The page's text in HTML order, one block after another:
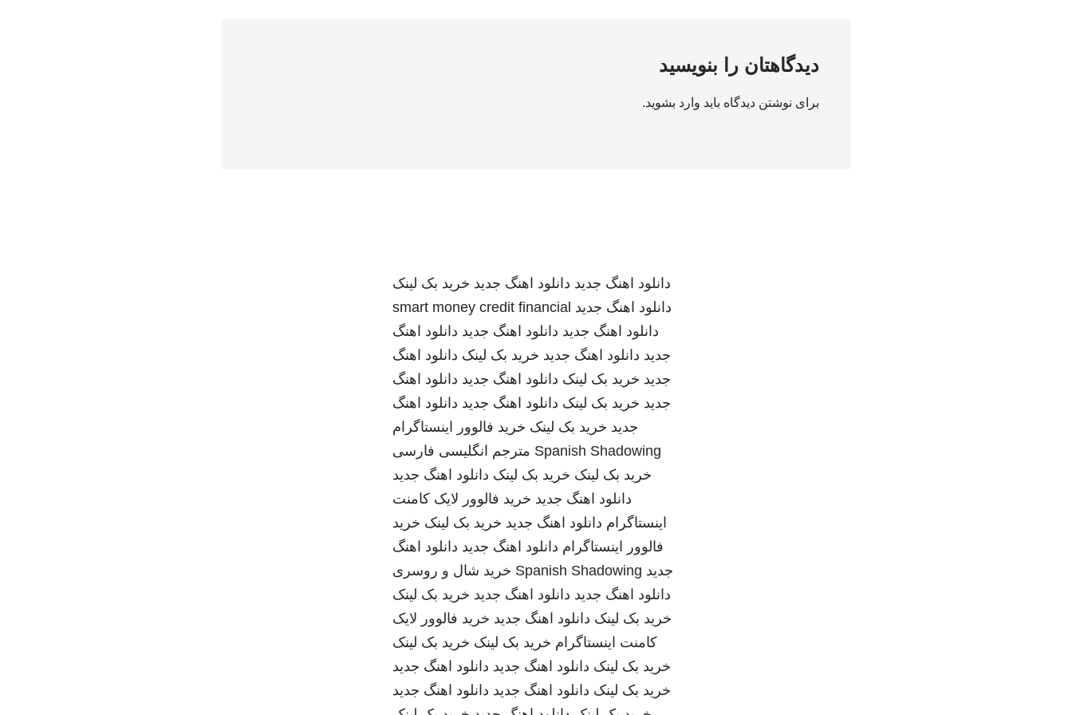
دیدگاهتان را بنویسید
برای نوشتن دیدگاه باید وارد بشوید.
دانلود اهنگ جدید دانلود اهنگ جدید خرید بک لینک
دانلود اهنگ جدید smart money credit financial
دانلود اهنگ جدید دانلود اهنگ جدید دانلود اهنگ
جدید دانلود اهنگ جدید خرید بک لینک دانلود اهنگ
جدید خرید بک لینک دانلود اهنگ جدید دانلود اهنگ
جدید خرید بک لینک دانلود اهنگ جدید دانلود اهنگ
جدید خرید بک لینک خرید فالوور اینستاگرام
Spanish Shadowing مترجم انگلیسی فارسی
خرید بک لینک خرید بک لینک دانلود اهنگ جدید
دانلود اهنگ جدید خرید فالوور لایک کامنت
اینستاگرام دانلود اهنگ جدید خرید بک لینک خرید
فالوور اینستاگرام دانلود اهنگ جدید دانلود اهنگ
جدید Spanish Shadowing خرید شال و روسری
دانلود اهنگ جدید دانلود اهنگ جدید خرید بک لینک
خرید بک لینک دانلود اهنگ جدید خرید فالوور لایک
کامنت اینستاگرام خرید بک لینک خرید بک لینک
خرید بک لینک دانلود اهنگ جدید دانلود اهنگ جدید
خرید بک لینک دانلود اهنگ جدید دانلود اهنگ جدید